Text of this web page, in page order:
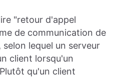
"retour d'appel
de communication de
lequel un serveur
client lorsqu'un
qu'un client